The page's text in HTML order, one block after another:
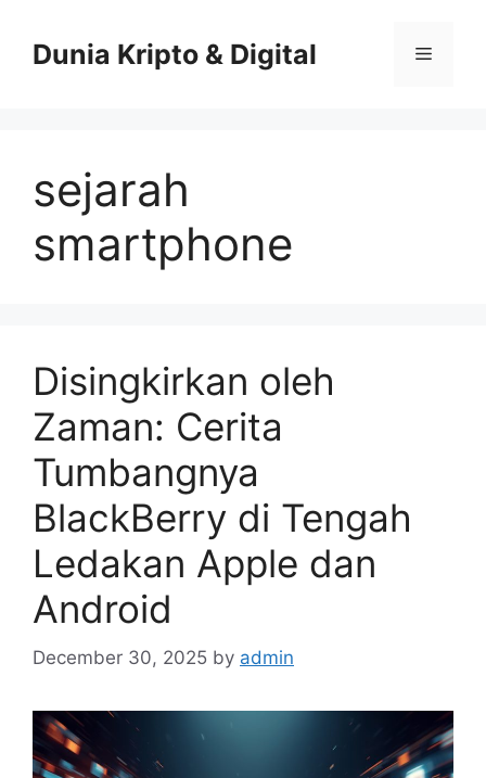
contentDunia Kripto & Digital Menu
sejarah
smartphone
Disingkirkan oleh
Zaman: Cerita
Tumbangnya
BlackBerry di Tengah
Ledakan Apple dan
Android
December 30, 2025 by admin